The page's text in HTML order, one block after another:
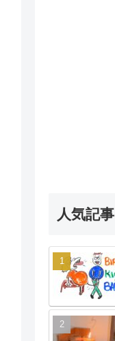
人気記事